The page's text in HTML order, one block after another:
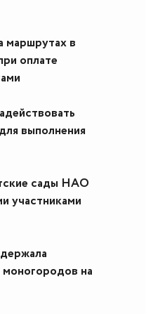
маршрутах в
оплате
выполнения
сады НАО
участниками
на